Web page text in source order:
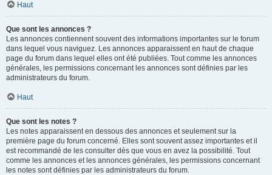
Haut
Que sont les annonces ?
Les annonces contiennent souvent des informations importantes sur le forum
dans lequel vous naviguez. Les annonces apparaissent en haut de chaque
page du forum dans lequel elles ont été publiées. Tout comme les annonces
générales, les permissions concernant les annonces sont définies par les
administrateurs du forum.
Haut
Que sont les notes ?
Les notes apparaissent en dessous des annonces et seulement sur la
première page du forum concerné. Elles sont souvent assez importantes et il
est recommandé de les consulter dès que vous en avez la possibilité. Tout
comme les annonces et les annonces générales, les permissions concernant
les notes sont définies par les administrateurs du forum.